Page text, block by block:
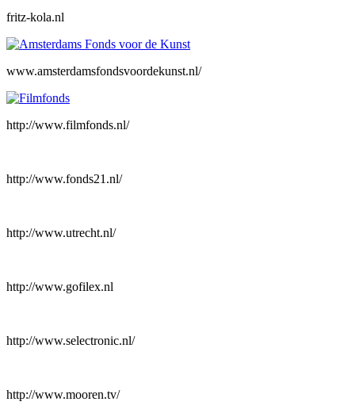
fritz-kola.nl
www.amsterdamsfondsvoordekunst.nl/
http://www.filmfonds.nl/
http://www.fonds21.nl/
http://www.utrecht.nl/
http://www.gofilex.nl
http://www.selectronic.nl/
http://www.mooren.tv/